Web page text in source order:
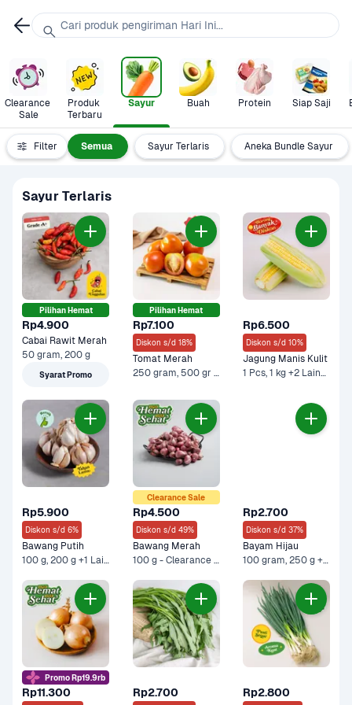
Clearance
Sale
Produk
Terbaru
Sayur Buah Protein Siap Saji
Filter Semua Sayur Terlaris Aneka Bundle Sayur
Sayur Terlaris
Pilihan Hemat
Rp4.900
Cabai Rawit Merah
50 gram, 200 g
Syarat Promo
Pilihan Hemat
Rp7.100
Diskon s/d 18%
Tomat Merah
250 gram, 500 gr - Ekonomis +1 Lainnya
Rp6.500
Diskon s/d 10%
Jagung Manis Kulit
1 Pcs, 1 kg +2 Lainnya
Rp5.900
Diskon s/d 6%
Bawang Putih
100 g, 200 g +1 Lainnya
Clearance Sale
Rp4.500
Diskon s/d 49%
Bawang Merah
100 g - Clearance Sale, 100 g +4 Lainnya
Rp2.700
Diskon s/d 37%
Bayam Hijau
100 gram, 250 g +1 Lainnya
Promo Rp19.9rb
Rp11.300 Rp2.700 Rp2.800
Cari produk pengiriman Hari Ini...